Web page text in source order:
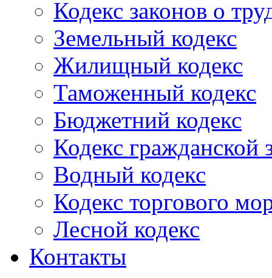
Кодекс законов о
Земельный кодекс
Жилищный кодекс
Таможенный кодекс
Бюджетний кодекс
Кодекс гражданской
Водный кодекс
Кодекс торгового
Лесной кодекс
Контакты